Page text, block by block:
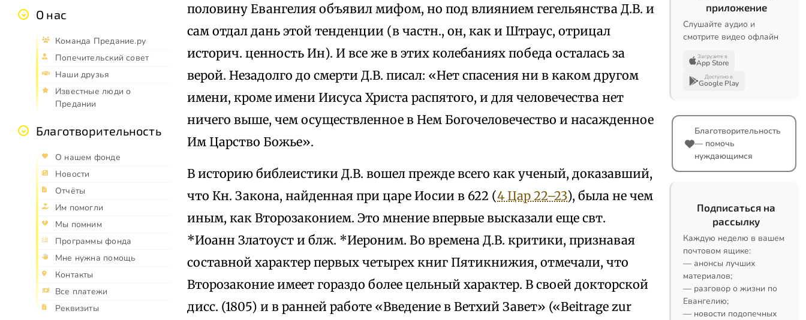
О нас
Команда Предание.ру
Попечительский совет
Наши друзья
Известные люди о
Предании
Благотворительность
О нашем фонде
Новости
Отчёты
Им помогли
Мы помним
Программы фонда
Мне нужна помощь
Контакты
Все платежи
Реквизиты
половину Евангелия объявил мифом, но под влиянием гегельянства Д.В. и
сам отдал дань этой тенденции (в частн., он, как и Штраус, отрицал
историч. ценность Ин). И все же в этих колебаниях победа осталась за
верой. Незадолго до смерти Д.В. писал: «Нет спасения ни в каком другом
имени, кроме имени Иисуса Христа распятого, и для человечества нет
ничего выше, чем осуществленное в Нем Богочеловечество и насажденное
Им Царство Божье».
В историю библеистики Д.В. вошел прежде всего как ученый, доказавший,
что Кн. Закона, найденная при царе Иосии в 622 (4 Цар 22–23), была не чем
иным, как Второзаконием. Это мнение впервые высказали еще свт.
*Иоанн Златоуст и блж. *Иероним. Во времена Д.В. критики, признавая
составной характер первых четырех книг Пятикнижия, отмечали, что
Второзаконие имеет гораздо более цельный характер. В своей докторской
дисс. (1805) и в ранней работе «Введение в Ветхий Завет» («Beitrage zur
приложение
Слушайте аудио и
смотрите видео офлайн
Загрузите в
App Store
Доступно в
Google Play
Благотворительность
— помочь
нуждающимся
Подписаться на
рассылку
Каждую неделю в вашем
почтовом ящике:
— анонсы лучших
материалов;
— разговор о жизни по
Евангелию;
— новости подопечных